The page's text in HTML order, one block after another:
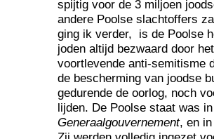
spijtig voor de 3 miljoen
andere Poolse slachtoffers
ging ik verder, is de Poolse
joden altijd bezwaard door
voortlevende anti-semitisme
de bescherming van joodse
gedurende de oorlog, noch
lijden. De Poolse staat was
Generaalgouvernement, en